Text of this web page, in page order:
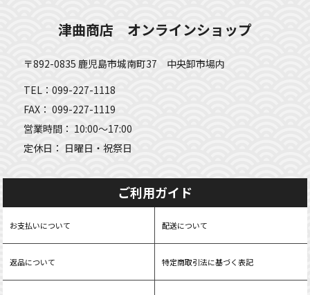
津曲商店 オンラインショップ
〒892-0835 鹿児島市城南町37 中央卸市場内
TEL：099-227-1118
FAX： 099-227-1119
営業時間： 10:00～17:00
定休日： 日曜日・祝祭日
ご利用ガイド
お支払いについて 配送について
返品について 特定商取引法に基づく表記